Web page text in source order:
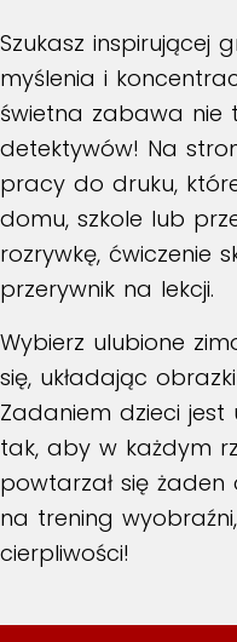
Szukasz inspirującej
myślenia i
świetna zabawa nie
detektywów! Na
pracy do druku,
domu, szkole lub
rozrywkę, ćwiczenie
przerywnik na lekcji.
Wybierz ulubione
się, układając
Zadaniem dzieci jest
tak, aby w każdym
powtarzał się
na trening
cierpliwości!